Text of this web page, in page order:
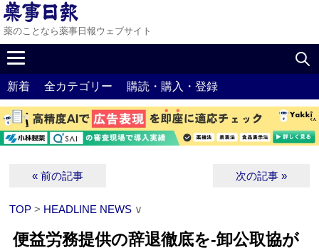
薬のことなら薬事日報ウェブサイト
新着 全カテゴリー 購読・購入・登録
« 前の記事 次の記事 »
TOP > HEADLINE NEWS ∨
便益労務提供の辞退徹底を‐卸公取協が